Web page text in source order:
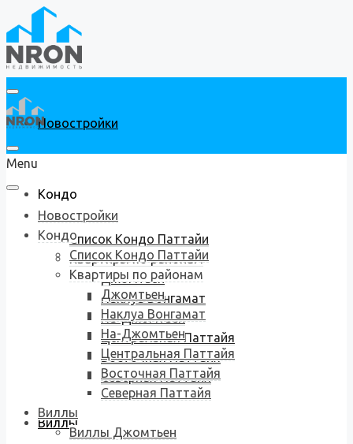
Новостройки
Кондо
Список Кондо Паттайи
Квартиры по районам
Джомтьен
Наклуа Вонгамат
На-Джомтьен
Центральная Паттайя
Восточная Паттайя
Северная Паттайя
Виллы
Menu
Новостройки
Кондо
Список Кондо Паттайи
Квартиры по районам
Джомтьен
Наклуа Вонгамат
На-Джомтьен
Центральная Паттайя
Восточная Паттайя
Северная Паттайя
Виллы
Виллы Джомтьен